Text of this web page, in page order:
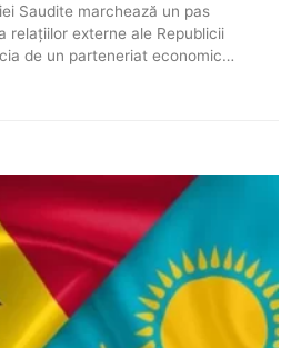
Saudite marchează un pas
relațiilor externe ale Republicii
de un parteneriat economic…